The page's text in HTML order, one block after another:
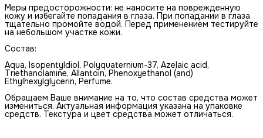
Меры предосторожности: не наносите на поврежденную
кожу и избегайте попадания в глаза. При попадании в глаза
тщательно промойте водой. Перед применением тестируйте
на небольшом участке кожи.
Состав:
Aqua, Isopentyldiol, Polyquaternium-37, Azelaic acid,
Triethanolamine, Allantoin, Phenoxyethanol (and)
Ethylhexylglycerin, Perfume.
Обращаем Ваше внимание на то, что состав средства может
измениться. Актуальная информация указана на упаковке
средств. Текстура и цвет средства может отличаться.